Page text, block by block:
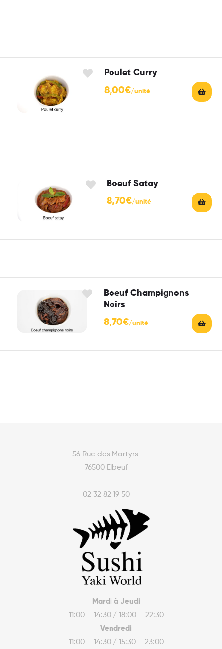
Poulet Curry
8,00€
Boeuf Satay
8,70€
Boeuf Champignons
Noirs
8,70€
56 Rue des Martyrs
76500 Elbeuf
02 32 82 19 50
Mardi à Jeudi
11:00 – 14:30 / 18:00 – 22:30
Vendredi
11:00 – 14:30 / 15:30 – 23:00